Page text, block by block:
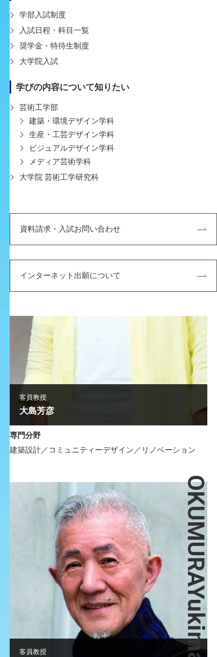
学部入試制度
入試日程・科目一覧
奨学金・特待生制度
大学院入試
学びの内容について知りたい
芸術工学部
建築・環境デザイン学科
生産・工芸デザイン学科
ビジュアルデザイン学科
メディア芸術学科
大学院 芸術工学研究科
資料請求・入試お問い合わせ
インターネット出願について
客員教授
伊藤弘
専門分野
客員教授
大島芳彦
OSHIMAYoshihiko
専門分野
建築設計／コミュニティーデザイン／リノベーション
客員教授 OKUMURAYukimasa